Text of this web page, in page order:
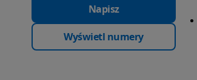
Napisz
Wyświetl numery